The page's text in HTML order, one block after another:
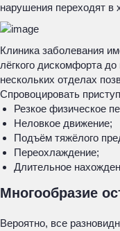
нарушения переходят в
Клиника заболевания
лёгкого дискомфорта
нескольких отделах
Спровоцировать
Резкое физическое
Неловкое движение;
Подъём тяжёлого
Переохлаждение;
Длительное
Многообразие
Вероятно, все